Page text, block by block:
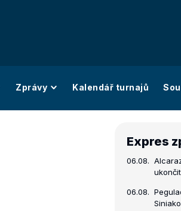
Zprávy Kalendář turnajů
Expres
06.08.
06.08.